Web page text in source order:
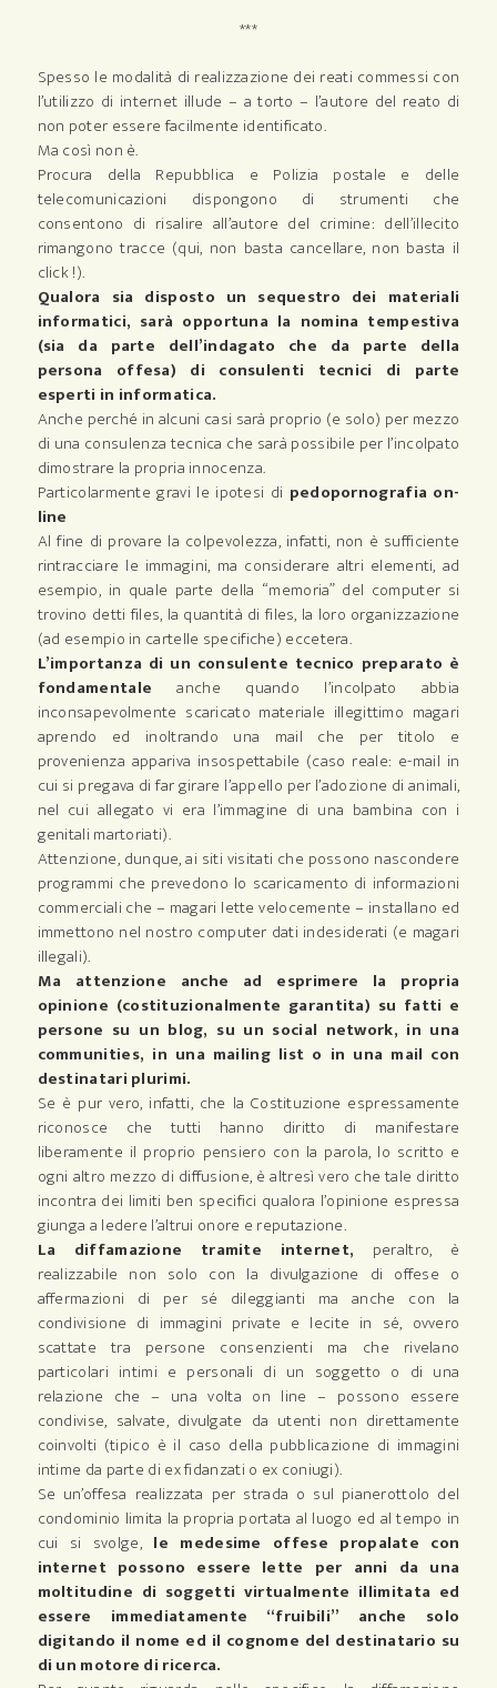
***
Spesso le modalità di realizzazione dei reati commessi con
l’utilizzo di internet illude – a torto – l’autore del reato di
non poter essere facilmente identificato.
Ma così non è.
Procura della Repubblica e Polizia postale e delle
telecomunicazioni dispongono di strumenti che
consentono di risalire all’autore del crimine: dell’illecito
rimangono tracce (qui, non basta cancellare, non basta il
click !).
Qualora sia disposto un sequestro dei materiali
informatici, sarà opportuna la nomina tempestiva
(sia da parte dell’indagato che da parte della
persona offesa) di consulenti tecnici di parte
esperti in informatica.
Anche perché in alcuni casi sarà proprio (e solo) per mezzo
di una consulenza tecnica che sarà possibile per l’incolpato
dimostrare la propria innocenza.
Particolarmente gravi le ipotesi di pedopornografia on-
line
Al fine di provare la colpevolezza, infatti, non è sufficiente
rintracciare le immagini, ma considerare altri elementi, ad
esempio, in quale parte della “memoria” del computer si
trovino detti files, la quantità di files, la loro organizzazione
(ad esempio in cartelle specifiche) eccetera.
L’importanza di un consulente tecnico preparato è
fondamentale anche quando l’incolpato abbia
inconsapevolmente scaricato materiale illegittimo magari
aprendo ed inoltrando una mail che per titolo e
provenienza appariva insospettabile (caso reale: e-mail in
cui si pregava di far girare l’appello per l’adozione di animali,
nel cui allegato vi era l’immagine di una bambina con i
genitali martoriati).
Attenzione, dunque, ai siti visitati che possono nascondere
programmi che prevedono lo scaricamento di informazioni
commerciali che – magari lette velocemente – installano ed
immettono nel nostro computer dati indesiderati (e magari
illegali).
Ma attenzione anche ad esprimere la propria
opinione (costituzionalmente garantita) su fatti e
persone su un blog, su un social network, in una
communities, in una mailing list o in una mail con
destinatari plurimi.
Se è pur vero, infatti, che la Costituzione espressamente
riconosce che tutti hanno diritto di manifestare
liberamente il proprio pensiero con la parola, lo scritto e
ogni altro mezzo di diffusione, è altresì vero che tale diritto
incontra dei limiti ben specifici qualora l’opinione espressa
giunga a ledere l’altrui onore e reputazione.
La diffamazione tramite internet, peraltro, è
realizzabile non solo con la divulgazione di offese o
affermazioni di per sé dileggianti ma anche con la
condivisione di immagini private e lecite in sé, ovvero
scattate tra persone consenzienti ma che rivelano
particolari intimi e personali di un soggetto o di una
relazione che – una volta on line – possono essere
condivise, salvate, divulgate da utenti non direttamente
coinvolti (tipico è il caso della pubblicazione di immagini
intime da parte di ex fidanzati o ex coniugi).
Se un’offesa realizzata per strada o sul pianerottolo del
condominio limita la propria portata al luogo ed al tempo in
cui si svolge, le medesime offese propalate con
internet possono essere lette per anni da una
moltitudine di soggetti virtualmente illimitata ed
essere immediatamente “fruibili” anche solo
digitando il nome ed il cognome del destinatario su
di un motore di ricerca.